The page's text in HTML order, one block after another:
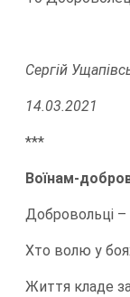
Сергій
14.03.2021
***
Воїнам-
Добровольці –
Хто волю у
Життя кладе